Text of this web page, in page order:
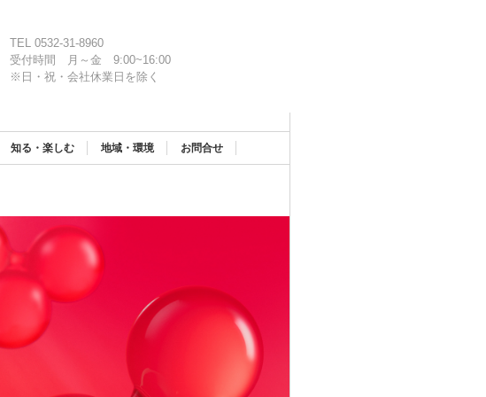
TEL 0532-31-8960
受付時間
月～金 9:00~16:00
※日・祝・会社休業日を除く
知る・楽しむ 地域・環境 お問合せ